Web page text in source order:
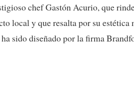
chef Gastón Acurio, que
local y que resalta por su
sido diseñado por la firma